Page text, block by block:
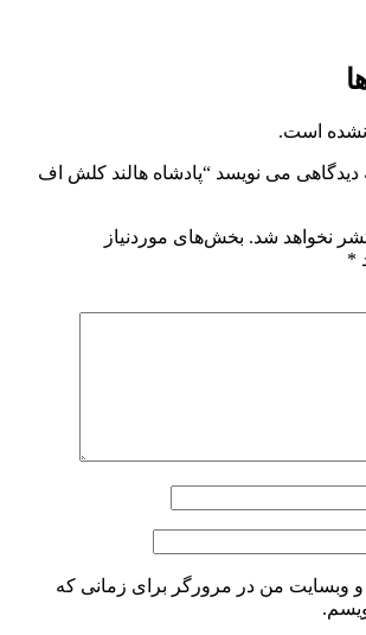
است.
دیدگاهی می نویسد “پادشاه هالند کلش اف
نخواهد شد. بخش‌های موردنیاز
*
و وبسایت من در مرورگر برای زمانی که